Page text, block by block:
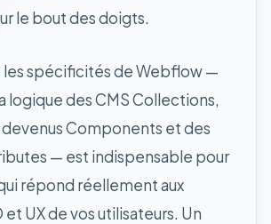
le bout des doigts.
spécificités de Webflow —
logique des CMS Collections,
Components et des
— est indispensable pour
répond réellement aux
UX de vos utilisateurs. Un